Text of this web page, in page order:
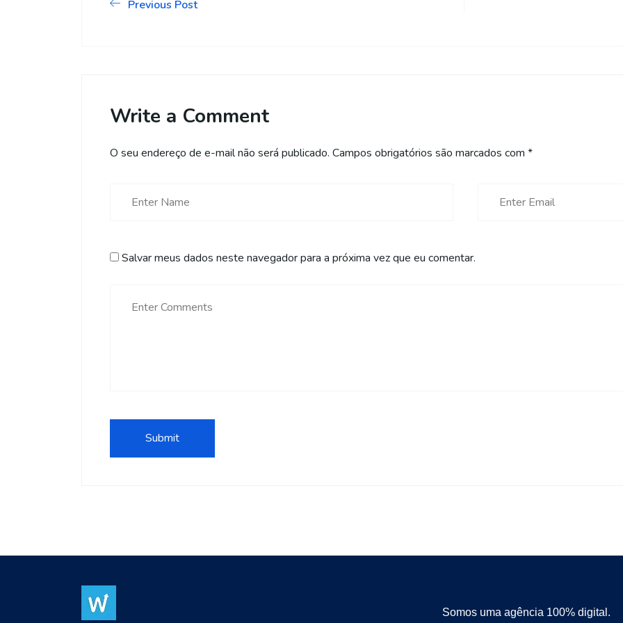
Previous Post
Write a Comment
O seu endereço de e-mail não será publicado. Campos obrigatórios são marcados com *
Salvar meus dados neste navegador para a próxima vez que eu comentar.
Somos uma agência 100% digital.